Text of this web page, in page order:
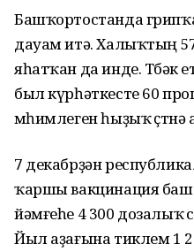
Башҡортостанда
дауам итә. Халыҡтың
яһатҡан да инде. Төбәк
был күрһәткесте 60
мөһимлеген һыҙыҡ
7 декабрҙән
ҡаршы вакцинация
йәмғеһе 4 300 дозалыҡ
Йыл аҙағына тиклем 1